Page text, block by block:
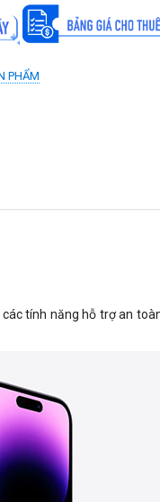
PHẨM
tính năng hỗ trợ an